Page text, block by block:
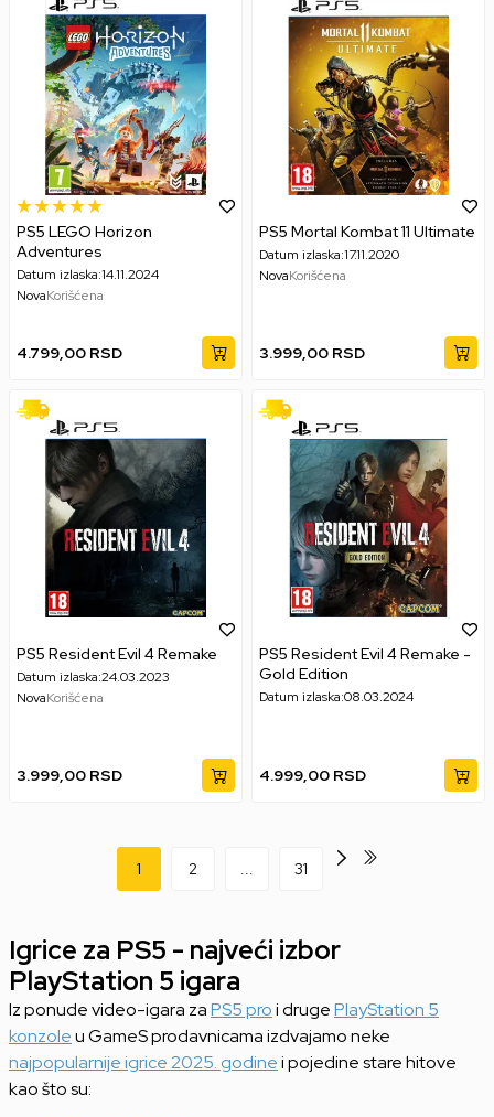
PS5 LEGO Horizon
Adventures
Datum izlaska:14.11.2024
NovaKorišćena
4.799,00 RSD
PS5 Mortal Kombat 11 Ultimate
Datum izlaska:17.11.2020
NovaKorišćena
3.999,00 RSD
PS5 Resident Evil 4 Remake
Datum izlaska:24.03.2023
NovaKorišćena
3.999,00 RSD
PS5 Resident Evil 4 Remake -
Gold Edition
Datum izlaska:08.03.2024
4.999,00 RSD
1 2 ... 31
Igrice za PS5 - najveći izbor
PlayStation 5 igara
Iz ponude video-igara zaPS5 proi drugePlayStation 5
konzoleu GameS prodavnicama izdvajamo neke
najpopularnije igrice 2025. godinei pojedine stare hitove
kao što su: